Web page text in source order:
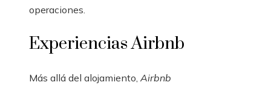
operaciones.
Experiencias Airbnb
Más allá del alojamiento, Airbnb